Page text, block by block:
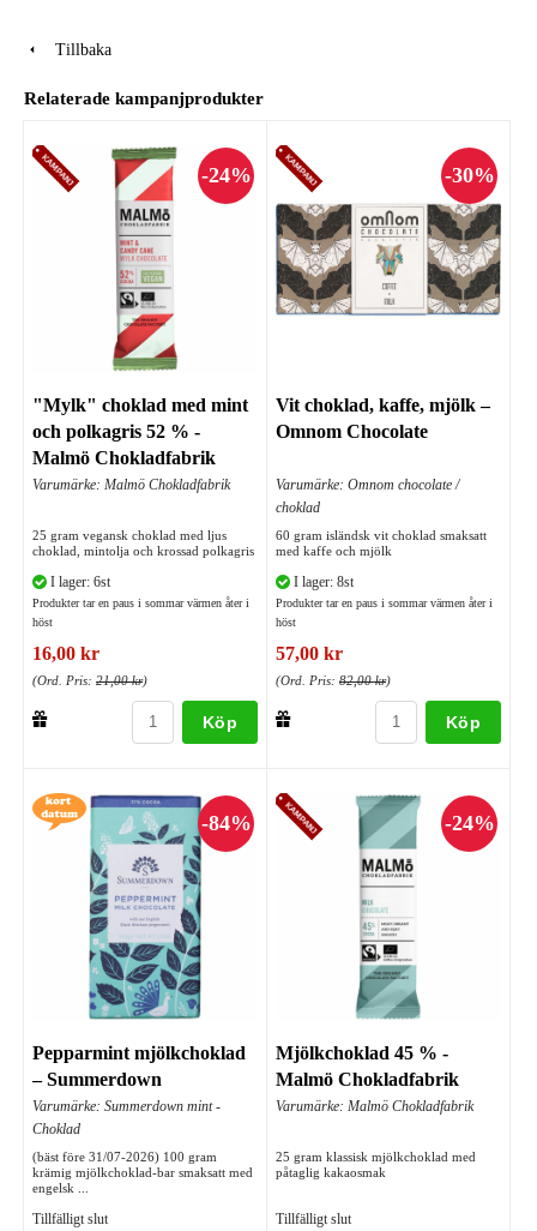
Tillbaka
Relaterade kampanjprodukter
"Mylk" choklad med mint
och polkagris 52 % -
Malmö Chokladfabrik
Varumärke: Malmö Chokladfabrik
25 gram vegansk choklad med ljus
choklad, mintolja och krossad polkagris
I lager: 6st
Produkter tar en paus i sommar värmen åter i
höst
16,00 kr
(Ord. Pris: 21,00 kr)
Köp
Vit choklad, kaffe, mjölk –
Omnom Chocolate
Varumärke: Omnom chocolate /
choklad
60 gram isländsk vit choklad smaksatt
med kaffe och mjölk
I lager: 8st
Produkter tar en paus i sommar värmen åter i
höst
57,00 kr
(Ord. Pris: 82,00 kr)
Köp
Pepparmint mjölkchoklad
– Summerdown
Varumärke: Summerdown mint -
Choklad
(bäst före 31/07-2026) 100 gram
krämig mjölkchoklad-bar smaksatt med
engelsk ...
Tillfälligt slut
Mjölkchoklad 45 % -
Malmö Chokladfabrik
Varumärke: Malmö Chokladfabrik
25 gram klassisk mjölkchoklad med
påtaglig kakaosmak
Tillfälligt slut